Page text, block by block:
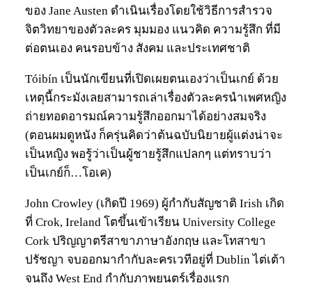
ของ Jane Austen ดำเนินเรื่องโดยใช้วิธีการสำรวจ
จิตวิทยาของตัวละคร มุมมอง แนวคิด ความรู้สึก ที่มี
ต่อตนเอง คนรอบข้าง สังคม และประเทศชาติ
Tóibín เป็นนักเขียนที่เปิดเผยตนเองว่าเป็นเกย์ ด้วย
เหตุนี้กระมังเลยสามารถเล่าเรื่องตัวละครนำเพศหญิง
ถ่ายทอดอารมณ์ความรู้สึกออกมาได้อย่างสมจริง
(ตอนผมดูหนัง ก็ครุ่นคิดว่าต้นฉบับนิยายผู้แต่งน่าจะ
เป็นหญิง พอรู้ว่าเป็นผู้ชายรู้สึกแปลกๆ แต่ทราบว่า
เป็นเกย์ก็…โอเค)
John Crowley (เกิดปี 1969) ผู้กำกับสัญชาติ Irish เกิด
ที่ Crok, Ireland โตขึ้นเข้าเรียน University College
Cork ปริญญาตรีสาขาภาษาอังกฤษ และโทสาขา
ปรัชญา จบออกมากำกับละครเวทีอยู่ที่ Dublin ไต่เต้า
จนถึง West End กำกับภาพยนตร์เรื่องแรก